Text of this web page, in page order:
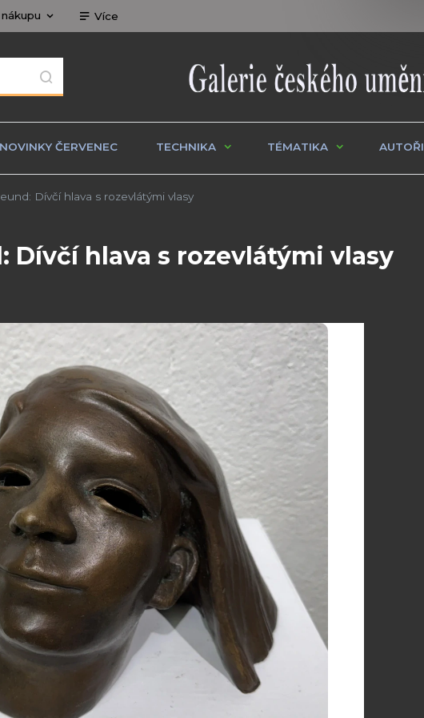
Více
NOVINKY ČERVENEC TECHNIKA TÉMATIKA AUTOŘI
Dívčí hlava s rozevlátými vlasy
Dívčí hlava s rozevlátými vlasy